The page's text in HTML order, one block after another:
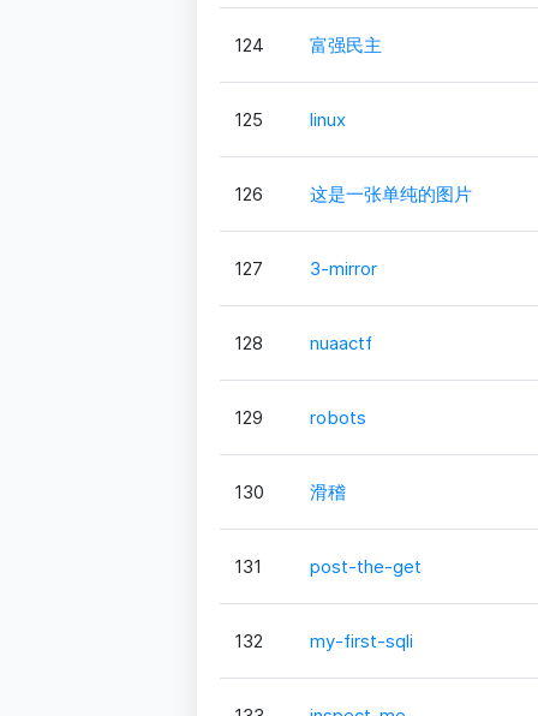
124 富强民主
125 linux
126 这是一张单纯的图片
127 3-mirror
128 nuaactf
129 robots
130 滑稽
131 post-the-get
132 my-first-sqli